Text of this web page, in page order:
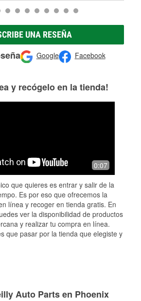
UNA RESEÑA
Google Facebook
y recógelo en la tienda!
0:07
que quieres es entrar y salir de la
Es por eso que ofrecemos la
línea y recoger en tienda gratis. En
ver la disponibilidad de productos
y realizar tu compra en línea.
que pasar por la tienda que elegiste y
Auto Parts en Phoenix